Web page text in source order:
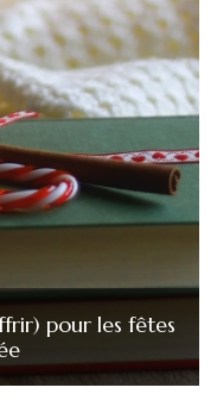
pour les fêtes